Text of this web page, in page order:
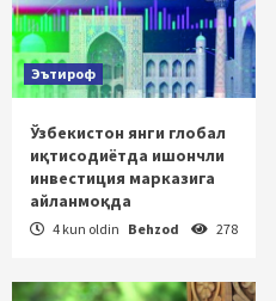
Эътироф
Ўзбекистон янги глобал
иқтисодиётда ишончли
инвестиция марказига
айланмоқда
4 kun oldin Behzod 278